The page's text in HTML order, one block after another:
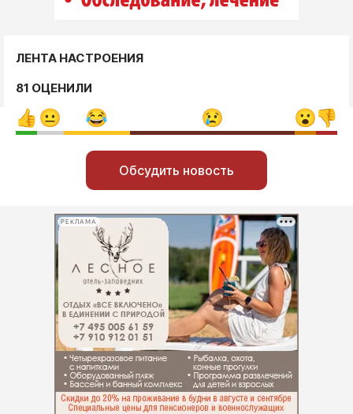
ЛЕНТА НАСТРОЕНИЯ
81 ОЦЕНИЛИ
Обсудить новость
РЕКЛАМА